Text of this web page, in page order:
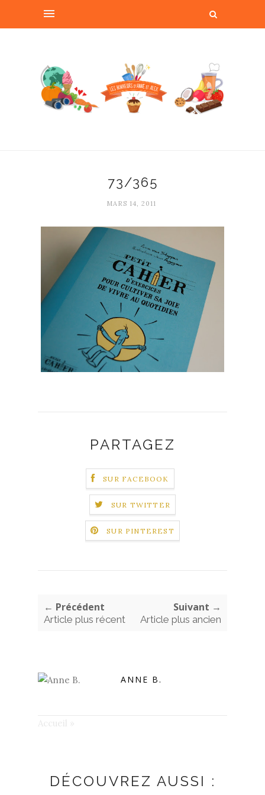
73/365
MARS 14, 2011
PARTAGEZ
SUR FACEBOOK
SUR TWITTER
SUR PINTEREST
← Précédent
Article plus récent
Suivant →
Article plus ancien
ANNE B.
DÉCOUVREZ AUSSI :